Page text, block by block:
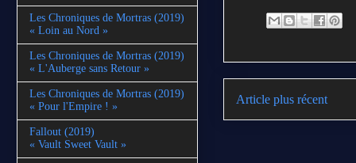
Article plus récent
Les Chroniques de Mortras (2019)
« Loin au Nord »
Les Chroniques de Mortras (2019)
« L'Auberge sans Retour »
Les Chroniques de Mortras (2019)
« Pour l'Empire ! »
Fallout (2019)
« Vault Sweet Vault »